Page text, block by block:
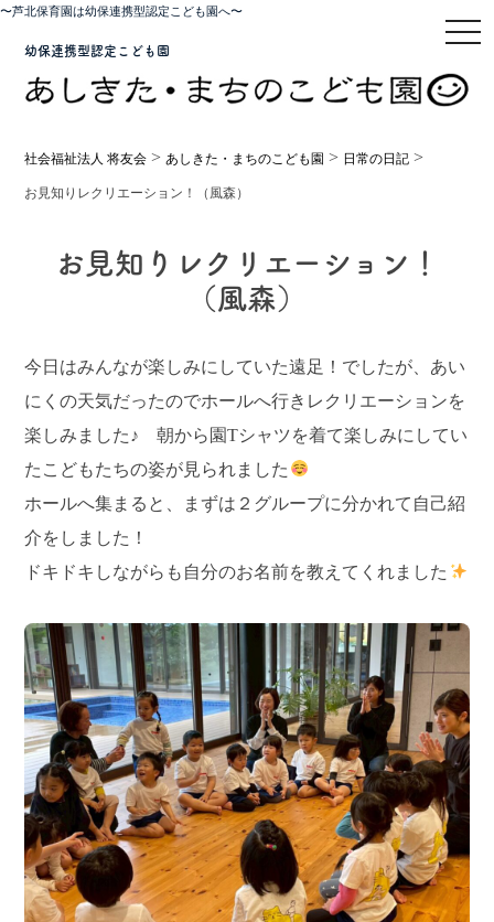
〜芦北保育園は幼保連携型認定こども園へ〜
幼保連携型認定こども園
社会福祉法人 将友会 > あしきた・まちのこども園 > 日常の日記 >
お見知りレクリエーション！（風森）
お見知りレクリエーション！
（風森）
今日はみんなが楽しみにしていた遠足！でしたが、あい
にくの天気だったのでホールへ行きレクリエーションを
楽しみました♪ 朝から園Tシャツを着て楽しみにしてい
たこどもたちの姿が見られました
ホールへ集まると、まずは２グループに分かれて自己紹
介をしました！
ドキドキしながらも自分のお名前を教えてくれました